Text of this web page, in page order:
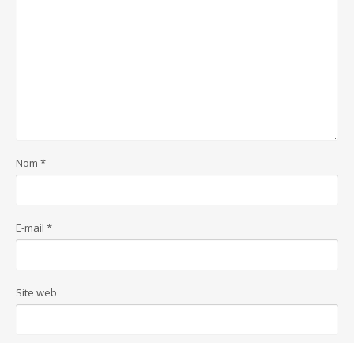
Nom *
E-mail *
Site web